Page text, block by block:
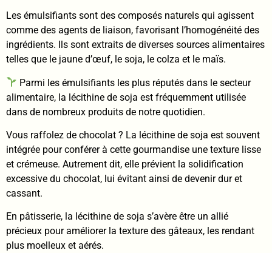
Les émulsifiants sont des composés naturels qui agissent
comme des agents de liaison, favorisant l’homogénéité des
ingrédients. Ils sont extraits de diverses sources alimentaires
telles que le jaune d’œuf, le soja, le colza et le maïs.
Parmi les émulsifiants les plus réputés dans le secteur
alimentaire, la lécithine de soja est fréquemment utilisée
dans de nombreux produits de notre quotidien.
Vous raffolez de chocolat ? La lécithine de soja est souvent
intégrée pour conférer à cette gourmandise une texture lisse
et crémeuse. Autrement dit, elle prévient la solidification
excessive du chocolat, lui évitant ainsi de devenir dur et
cassant.
En pâtisserie, la lécithine de soja s’avère être un allié
précieux pour améliorer la texture des gâteaux, les rendant
plus moelleux et aérés.